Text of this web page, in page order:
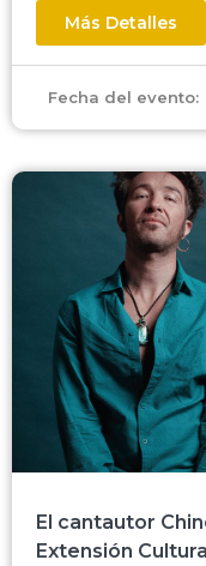
Más Detalles
Fecha del evento:
El cantautor
Extensión